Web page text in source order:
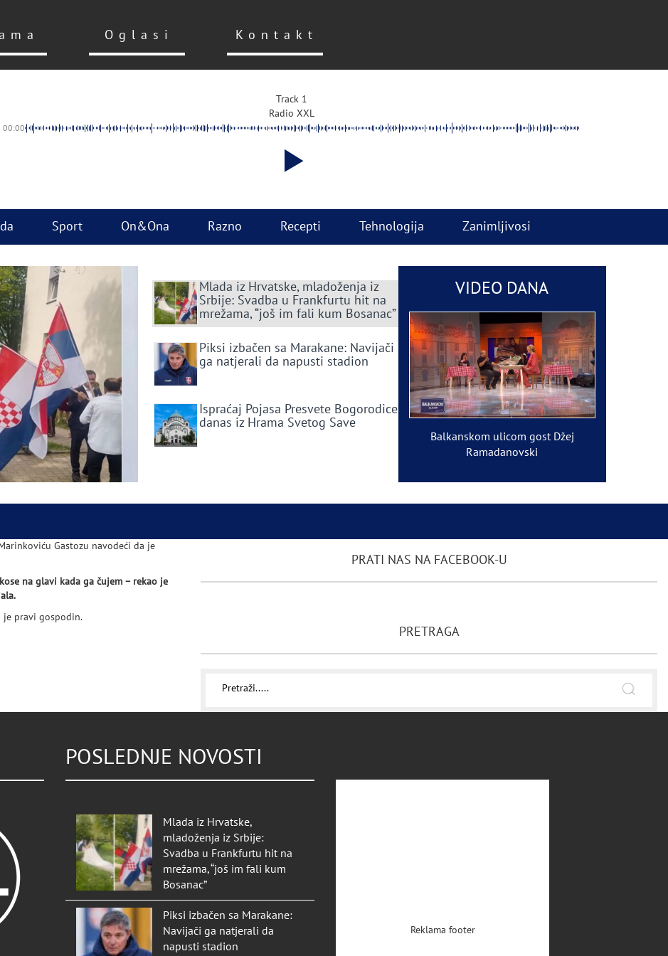
Oglasi Kontakt
Track 1
Radio XXL
00:00
Sport On&Ona Razno Recepti Tehnologija Zanimljivosi
Mlada iz Hrvatske, mladoženja iz
Srbije: Svadba u Frankfurtu hit na
mrežama, “još im fali kum Bosanac”
Piksi izbačen sa Marakane: Navijači
ga natjerali da napusti stadion
Ispraćaj Pojasa Presvete Bogorodice
danas iz Hrama Svetog Save
VIDEO DANA
Balkanskom ulicom gost Džej
Ramadanovski
Gastozu navodeći da je
na glavi kada ga čujem – rekao je
je pravi gospodin.
PRATI NAS NA FACEBOOK-U
PRETRAGA
POSLEDNJE NOVOSTI
Mlada iz Hrvatske,
mladoženja iz Srbije:
Svadba u Frankfurtu hit na
mrežama, “još im fali kum
Bosanac”
Piksi izbačen sa Marakane:
Navijači ga natjerali da
napusti stadion
Reklama footer